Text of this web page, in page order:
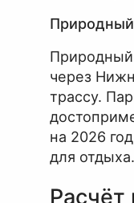
Природный
через
трассу.
на 2026
для отдыха.
Расчёт